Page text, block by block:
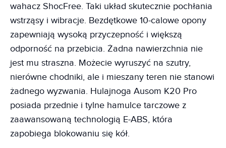
wahacz ShocFree. Taki układ skutecznie pochłania
wstrząsy i wibracje. Bezdętkowe 10-calowe opony
zapewniają wysoką przyczepność i większą
odporność na przebicia. Żadna nawierzchnia nie
jest mu straszna. Możecie wyruszyć na szutry,
nierówne chodniki, ale i mieszany teren nie stanowi
żadnego wyzwania. Hulajnoga Ausom K20 Pro
posiada przednie i tylne hamulce tarczowe z
zaawansowaną technologią E-ABS, która
zapobiega blokowaniu się kół.